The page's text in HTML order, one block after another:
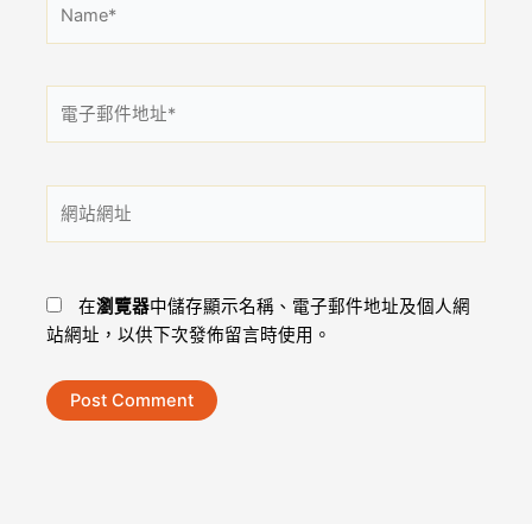
子
件
地
址
站
在瀏覽器中儲存顯示名稱、電子郵件地址及個人網
站網址，以供下次發佈留言時使用。